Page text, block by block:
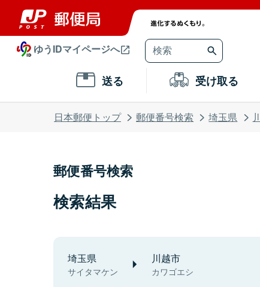
ゆうIDマイページへ
送る 受け取る
日本郵便トップ 郵便番号検索 埼玉県
郵便番号検索
検索結果
埼玉県
サイタマケン
川越市
カワゴエシ